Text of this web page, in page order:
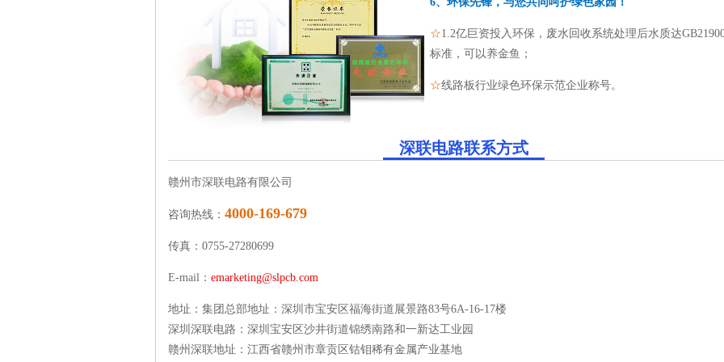
☆1.2亿巨资投入环保，废水回收系统处理后水质达
标准，可以养金鱼；
☆线路板行业绿色环保示范企业称号。
深联电路联系方式
赣州市深联电路有限公司
咨询热线： 4000-169-679
传真：0755-27280699
E-mail： emarketing@slpcb.com
地址：集团总部地址：深圳市宝安区福海街道展景路83号6A-16-17楼
深圳深联电路：深圳宝安区沙井街道锦绣南路和一新达工业园
赣州深联地址：江西省赣州市章贡区钴钼稀有金属产业基地